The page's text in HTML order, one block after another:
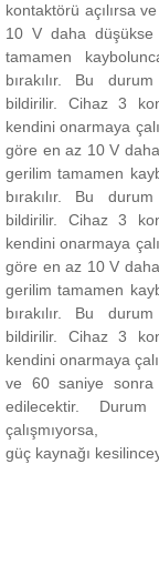
kontaktörü açılırsa
10 V daha düşükse
tamamen
bırakılır. Bu durum
bildirilir. Cihaz 3
kendini onarmaya
göre en az 10 V
gerilim tamamen
bırakılır. Bu durum
bildirilir. Cihaz 3
kendini onarmaya
göre en az 10 V
gerilim tamamen
bırakılır. Bu durum
bildirilir. Cihaz 3
kendini onarmaya
ve 60 saniye sonra
edilecektir.
çalışmıyorsa,
güç kaynağı